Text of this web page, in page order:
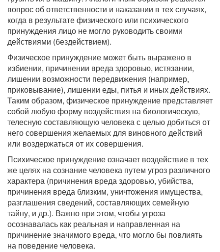
вопрос об ответственности и наказании в тех случаях,
когда в результате физического или психического
принуждения лицо не могло руководить своими
действиями (бездействием).
Физическое принуждение может быть выражено в
избиении, причинении вреда здоровью, истязании,
лишении возможности передвижения (например,
приковывание), лишении еды, питья и иных действиях.
Таким образом, физическое принуждение представляет
собой любую форму воздействия на биологическую,
телесную составляющую человека с целью добиться от
него совершения желаемых для виновного действий
или воздержаться от их совершения.
Психическое принуждение означает воздействие в тех
же целях на сознание человека путем угроз различного
характера (причинения вреда здоровью, убийства,
причинения вреда близким, уничтожения имущества,
разглашения сведений, составляющих семейную
тайну, и др.). Важно при этом, чтобы угроза
осознавалась как реальная и направленная на
причинение значимого вреда, что могло бы повлиять
на поведение человека.